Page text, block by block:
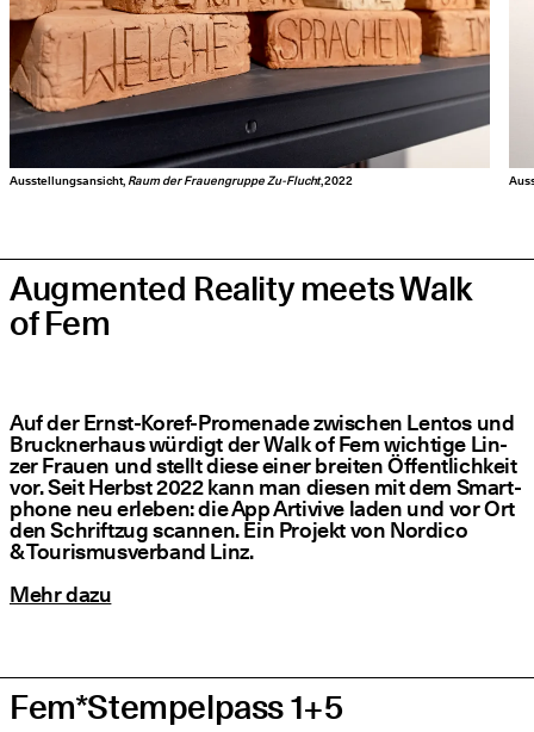
Ausstellungsansicht, Raum der Frauengruppe Zu-Flucht, 2022
Augmented Reality meets Walk
of Fem
Auf der Ernst-Koref-Pro­me­na­de zwi­schen Lentos und
Bruck­ner­haus wür­digt der Walk of Fem wich­ti­ge Lin­
zer Frau­en und stellt die­se einer brei­ten Öffent­lich­keit
vor. Seit Herbst 2022 kann man die­sen mit dem Smart­
phone neu erle­ben: die App Arti­vi­ve laden und vor Ort
den Schrift­zug scan­nen. Ein Pro­jekt von Nordico
& Tou­ris­mus­ver­band Linz.
Mehr dazu
Fem*Stempelpass 1+5